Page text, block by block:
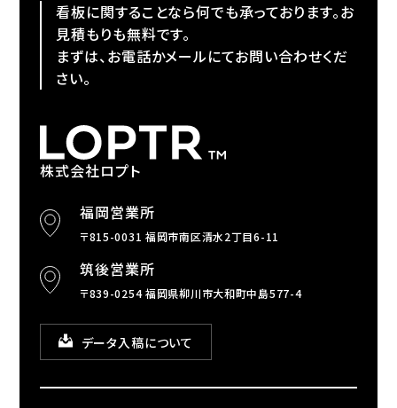
看板に関することなら何でも承っております。お
見積もりも無料です。
まずは、お電話かメールにてお問い合わせくだ
さい。
株式会社ロプト
福岡営業所
〒815-0031 福岡市南区清水2丁目6-11
筑後営業所
〒839-0254 福岡県柳川市大和町中島577-4
データ入稿について